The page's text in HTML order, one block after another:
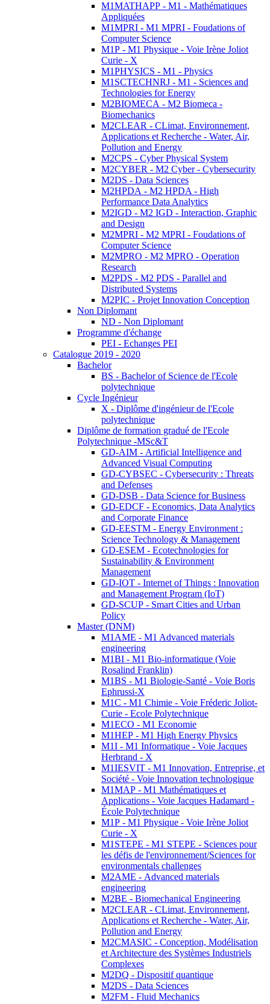
M1MATHAPP - M1 - Mathématiques
Appliquées
M1MPRI - M1 MPRI - Foudations of
Computer Science
M1P - M1 Physique - Voie Irène Joliot
Curie - X
M1PHYSICS - M1 - Physics
M1SCTECHNRJ - M1 - Sciences and
Technologies for Energy
M2BIOMECA - M2 Biomeca -
Biomechanics
M2CLEAR - CLimat, Environnement,
Applications et Recherche - Water, Air,
Pollution and Energy
M2CPS - Cyber Physical System
M2CYBER - M2 Cyber - Cybersecurity
M2DS - Data Sciences
M2HPDA - M2 HPDA - High
Performance Data Analytics
M2IGD - M2 IGD - Interaction, Graphic
and Design
M2MPRI - M2 MPRI - Foudations of
Computer Science
M2MPRO - M2 MPRO - Operation
Research
M2PDS - M2 PDS - Parallel and
Distributed Systems
M2PIC - Projet Innovation Conception
Non Diplomant
ND - Non Diplomant
Programme d'échange
PEI - Echanges PEI
Catalogue 2019 - 2020
Bachelor
BS - Bachelor of Science de l'Ecole
polytechnique
Cycle Ingénieur
X - Diplôme d'ingénieur de l'Ecole
polytechnique
Diplôme de formation gradué de l'Ecole
Polytechnique -MSc&T
GD-AIM - Artificial Intelligence and
Advanced Visual Computing
GD-CYBSEC - Cybersecurity : Threats
and Defenses
GD-DSB - Data Science for Business
GD-EDCF - Economics, Data Analytics
and Corporate Finance
GD-EESTM - Energy Environment :
Science Technology & Management
GD-ESEM - Ecotechnologies for
Sustainability & Environment
Management
GD-IOT - Internet of Things : Innovation
and Management Program (IoT)
GD-SCUP - Smart Cities and Urban
Policy
Master (DNM)
M1AME - M1 Advanced materials
engineering
M1BI - M1 Bio-informatique (Voie
Rosalind Franklin)
M1BS - M1 Biologie-Santé - Voie Boris
Ephrussi-X
M1C - M1 Chimie - Voie Fréderic Joliot-
Curie - Ecole Polytechnique
M1ECO - M1 Economie
M1HEP - M1 High Energy Physics
M1I - M1 Informatique - Voie Jacques
Herbrand - X
M1IESVIT - M1 Innovation, Entreprise, et
Société - Voie Innovation technologique
M1MAP - M1 Mathématiques et
Applications - Voie Jacques Hadamard -
École Polytechnique
M1P - M1 Physique - Voie Irène Joliot
Curie - X
M1STEPE - M1 STEPE - Sciences pour
les défis de l'environnement/Sciences for
environmentals challenges
M2AME - Advanced materials
engineering
M2BE - Biomechanical Engineering
M2CLEAR - CLimat, Environnement,
Applications et Recherche - Water, Air,
Pollution and Energy
M2CMASIC - Conception, Modélisation
et Architecture des Systèmes Industriels
Complexes
M2DQ - Dispositif quantique
M2DS - Data Sciences
M2FM - Fluid Mechanics